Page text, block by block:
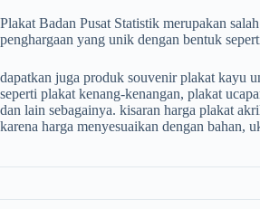
Plakat Badan Pusat Statistik merupakan
penghargaan yang unik dengan bentuk
dapatkan juga produk souvenir plakat kayu
seperti plakat kenang-kenangan, plakat
dan lain sebagainya. kisaran harga plakat
karena harga menyesuaikan dengan bahan,